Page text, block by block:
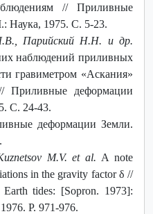
// Приливные
Наука, 1975. С. 5-23.
Парийский Н.Н. и др.
наблюдений приливных
гравиметром «Аскания»
деформации
С. 24-43.
деформации Земли.
M.V. et al. A note
in the gravity factor δ //
tides: [Sopron. 1973]:
P. 971-976.